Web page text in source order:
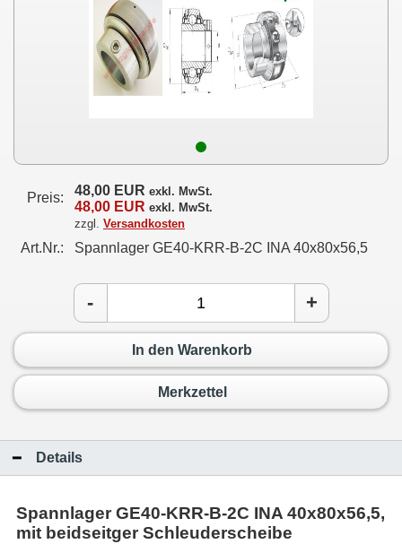
Preis: 48,00 EUR exkl. MwSt.
48,00 EUR exkl. MwSt.
zzgl. Versandkosten
Art.Nr.: Spannlager GE40-KRR-B-2C INA 40x80x56,5
- +
In den Warenkorb
Merkzettel
Details
Spannlager GE40-KRR-B-2C INA 40x80x56,5,
mit beidseitger Schleuderscheibe